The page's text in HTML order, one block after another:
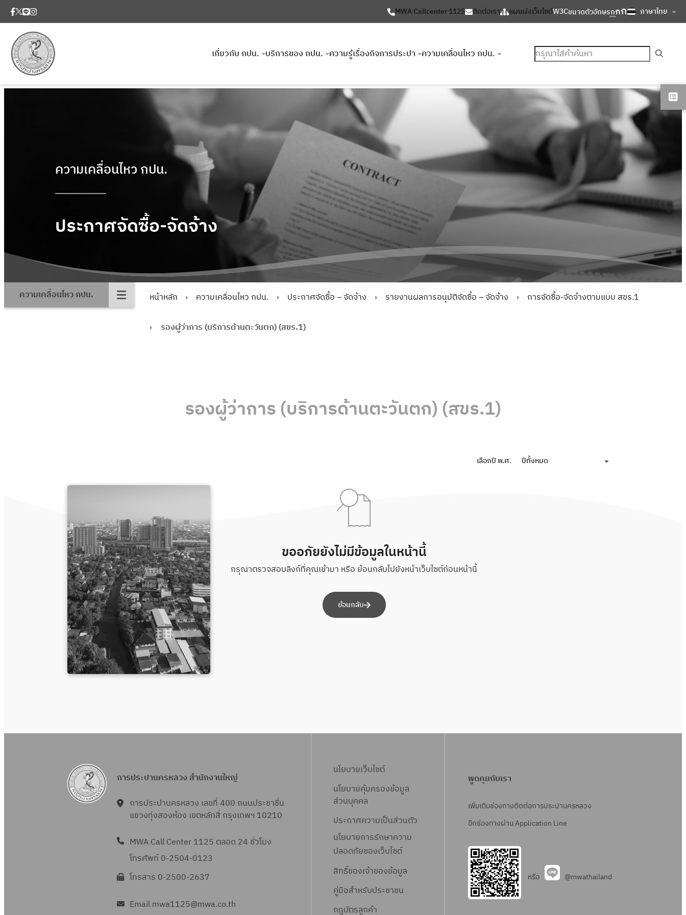
MWA Callcenter 1125 ติดต่อเรา แผนผังเว็บไซต์W3Cขนาดตัวอักษรกกก ภาษาไทย
เกี่ยวกับ กปน. บริการของ กปน. ความรู้เรื่องกิจการประปา ความเคลื่อนไหว กปน. ค้นหา
ความเคลื่อนไหว กปน.
ประกาศจัดซื้อ-จัดจ้าง
ความเคลื่อนไหว กปน. หน้าหลัก ความเคลื่อนไหว กปน. ประกาศจัดซื้อ – จัดจ้าง รายงานผลการอนุมัติจัดซื้อ – จัดจ้าง การจัดซื้อ-จัดจ้างตามแบบ สขร.1
รองผู้ว่าการ (บริการด้านตะวันตก) (สขร.1)
รองผู้ว่าการ (บริการด้านตะวันตก) (สขร.1)
เลือกปี พ.ศ. ปีทั้งหมด
ขออภัยยังไม่มีข้อมูลในหน้านี้
กรุณาตรวจสอบลิงก์ที่คุณเข้ามา หรือ ย้อนกลับไปยังหน้าเว็บไซต์ก่อนหน้านี้
ย้อนกลับ
การประปานครหลวง สำนักงานใหญ่
การประปานครหลวง เลขที่ 400 ถนนประชาชื่น
แขวงทุ่งสองห้อง เขตหลักสี่ กรุงเทพฯ 10210
MWA Call Center 1125 ตลอด 24 ชั่วโมง
โทรศัพท์ 0-2504-0123
โทรสาร 0-2500-2637
Email mwa1125@mwa.co.th
นโยบายเว็บไซต์
นโยบายคุ้มครองข้อมูล
ส่วนบุคคล
ประกาศความเป็นส่วนตัว
นโยบายการรักษาความ
ปลอดภัยของเว็บไซต์
สิทธิ์ของเจ้าของข้อมูล
คู่มือสำหรับประชาชน
กฎบัตรลูกค้า
พูดคุยกับเรา
เพิ่มเติมช่องทางติดต่อการประปานครหลวง
อีกช่องทางผ่าน Application Line
หรือ @mwathailand